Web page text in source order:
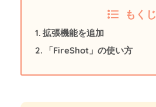
もくじ
拡張機能を追加
「FireShot」の使い方